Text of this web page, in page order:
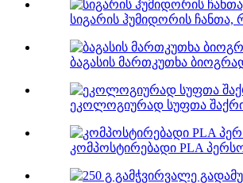
სიგარის ჰუმიდორის
ბაგასის მართკუთხა
ეკოლოგიურად სუფთა
კომპოსტირებადი PLA